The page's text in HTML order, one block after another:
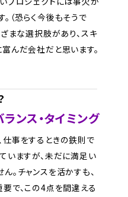
（恐らく今後もそうで
ざまな選択肢があり、スキ
んだ会社だと思います。
ンス・タイミング
事をするときの鉄則で
いますが、未だに満足い
。チャンスを活かすも、
で、この4点を間違える